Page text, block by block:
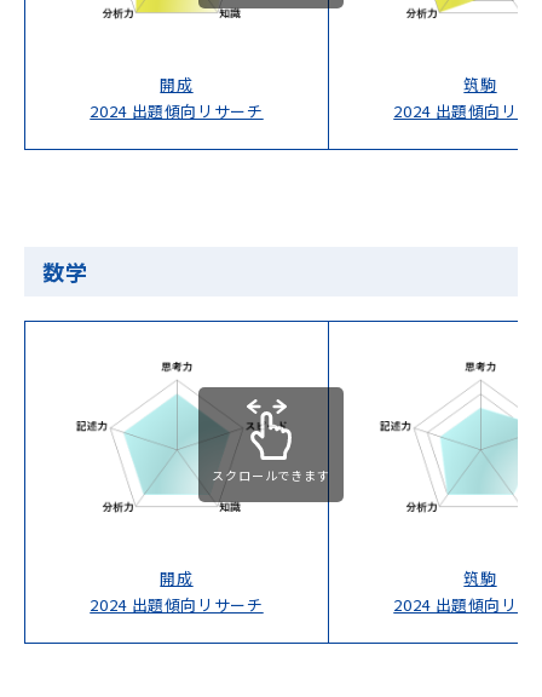
開成
2024 出題傾向リサーチ
筑駒
2024 出題傾向リサ
数学
開成
2024 出題傾向リサーチ
筑駒
2024 出題傾向リサ
スクロールできます